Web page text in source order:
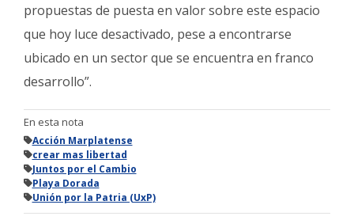
propuestas de puesta en valor sobre este espacio
que hoy luce desactivado, pese a encontrarse
ubicado en un sector que se encuentra en franco
desarrollo”.
En esta nota
Acción Marplatense
crear mas libertad
Juntos por el Cambio
Playa Dorada
Unión por la Patria (UxP)